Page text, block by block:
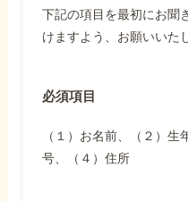
下記の項目を最初にお聞
けますよう、お願いいた
必須項目
（１）お名前、（２）
号、（４）住所